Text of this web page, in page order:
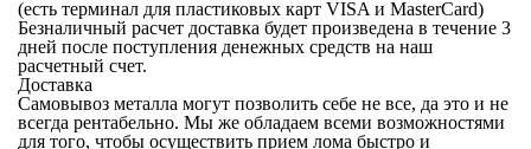
(есть терминал для пластиковых карт VISA и MasterCard)
Безналичный расчет доставка будет произведена в течение 3
дней после поступления денежных средств на наш
расчетный счет.
Доставка
Самовывоз металла могут позволить себе не все, да это и не
всегда рентабельно. Мы же обладаем всеми возможностями
для того, чтобы осуществить прием лома быстро и